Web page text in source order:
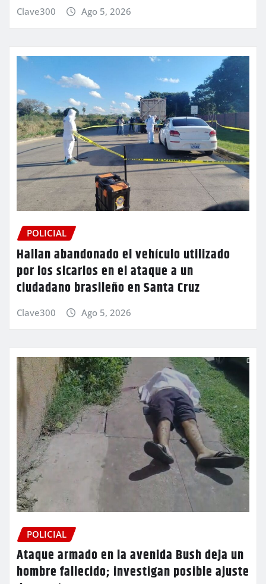
Clave300 Ago 5, 2026
POLICIAL
Hallan abandonado el vehículo utilizado
por los sicarios en el ataque a un
ciudadano brasileño en Santa Cruz
Clave300 Ago 5, 2026
POLICIAL
Ataque armado en la avenida Bush deja un
hombre fallecido; investigan posible ajuste